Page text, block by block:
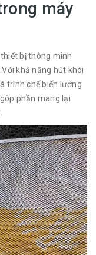
máy
bị thông minh
khả năng hút khói
trình chế biến lương
phần mang lại